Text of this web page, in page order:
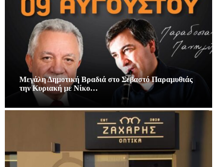
Μεγάλη Δημοτική Βραδιά στο Σεβαστό Παραμυθιάς
την Κυριακή με Νίκο…